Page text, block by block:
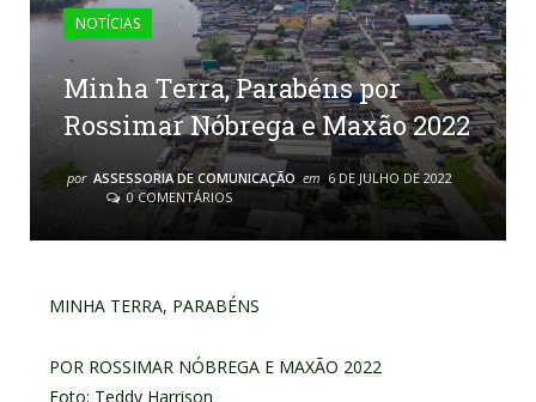
NOTÍCIAS
Minha Terra, Parabéns por
Rossimar Nóbrega e Maxão 2022
por ASSESSORIA DE COMUNICAÇÃO em 6 DE JULHO DE 2022
0 COMENTÁRIOS
MINHA TERRA, PARABÉNS
POR ROSSIMAR NÓBREGA E MAXÃO 2022
Foto: Teddy Harrison